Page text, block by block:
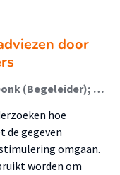
door
Sabah Mhamdi (Student); Leonoor Oonk (Begeleider); Mark Pertijs (Begeleider)
hoe
de gegeven
omgaan.
worden om